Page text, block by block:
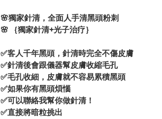
🌸獨家針清，全面人手清黑頭粉刺
🌸 ｛獨家針清+光子治疗｝
✅客人千年黑頭，針清時完全不傷皮膚
✅針清後會跟儀器幫皮膚收縮毛孔
✅毛孔收細，皮膚就不容易累積黑頭
✅如果你有黑頭煩惱
✅可以聯絡我幫你做針清！
✅直接將暗粒挑出